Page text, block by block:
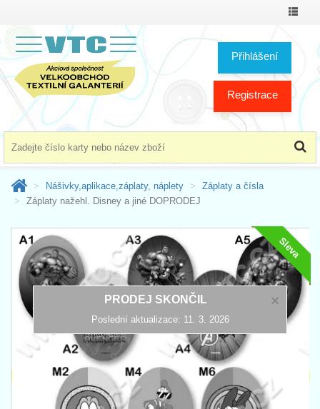
Přihlášení
Registrace
Nášivky,aplikace,záplaty, náplety
Záplaty a čísla
Záplaty nažehl. Disney a jiné DOPRODEJ
Sleva
×
PRODEJ SKONČIL
Poslední aktualizace: 11. 3. 2026